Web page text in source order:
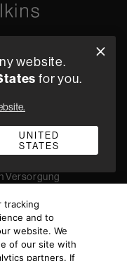
Compliance
Versorgung
Incorporated. All
website.
for you.
UNITED
STATES
tracking
and to
website. We
of our site with
partners. If